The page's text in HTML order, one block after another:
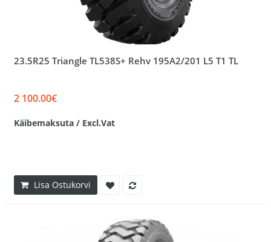
23.5R25 Triangle TL538S+ Rehv 195A2/201 L5 T1 TL
2 100.00€
Käibemaksuta / Excl.Vat
Lisa Ostukorvi